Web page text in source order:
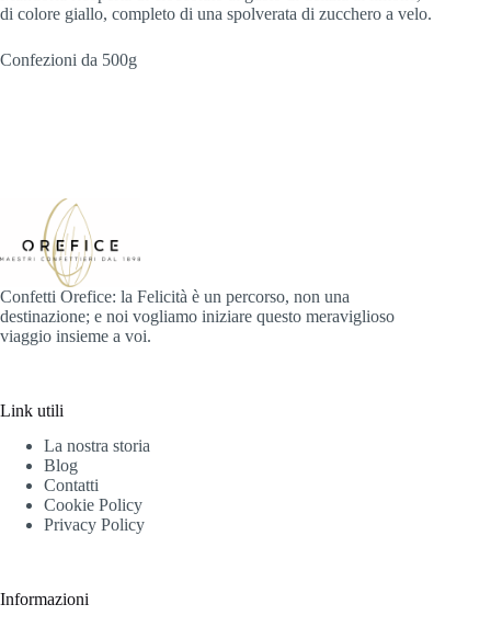
di colore giallo, completo di una spolverata di zucchero a velo.
Confezioni da 500g
Confetti Orefice: la Felicità è un percorso, non una
destinazione; e noi vogliamo iniziare questo meraviglioso
viaggio insieme a voi.
Link utili
La nostra storia
Blog
Contatti
Cookie Policy
Privacy Policy
Informazioni